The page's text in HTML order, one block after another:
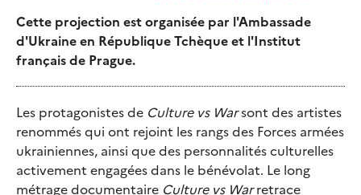
Cette projection est organisée par l'Ambassade
d'Ukraine en République Tchèque et l'Institut
français de Prague.
Les protagonistes de Culture vs Warsont des artistes
renommés qui ont rejoint les rangs des Forces armées
ukrainiennes, ainsi que des personnalités culturelles
activement engagées dans le bénévolat. Le long
métrage documentaire Culture vs Warretrace